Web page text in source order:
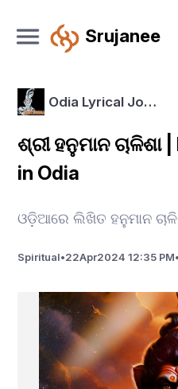
Srujanee
Odia Lyrical Jo…
ଶ୍ରୀ ହନୁମାନ ଚାଳିଶା
in Odia
ଓଡ଼ିଆରେ ଲିଖିତ ହନୁମାନ
Spiritual•22Apr2024 12:35 PM